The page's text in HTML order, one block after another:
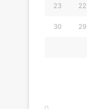
22
23
29
30